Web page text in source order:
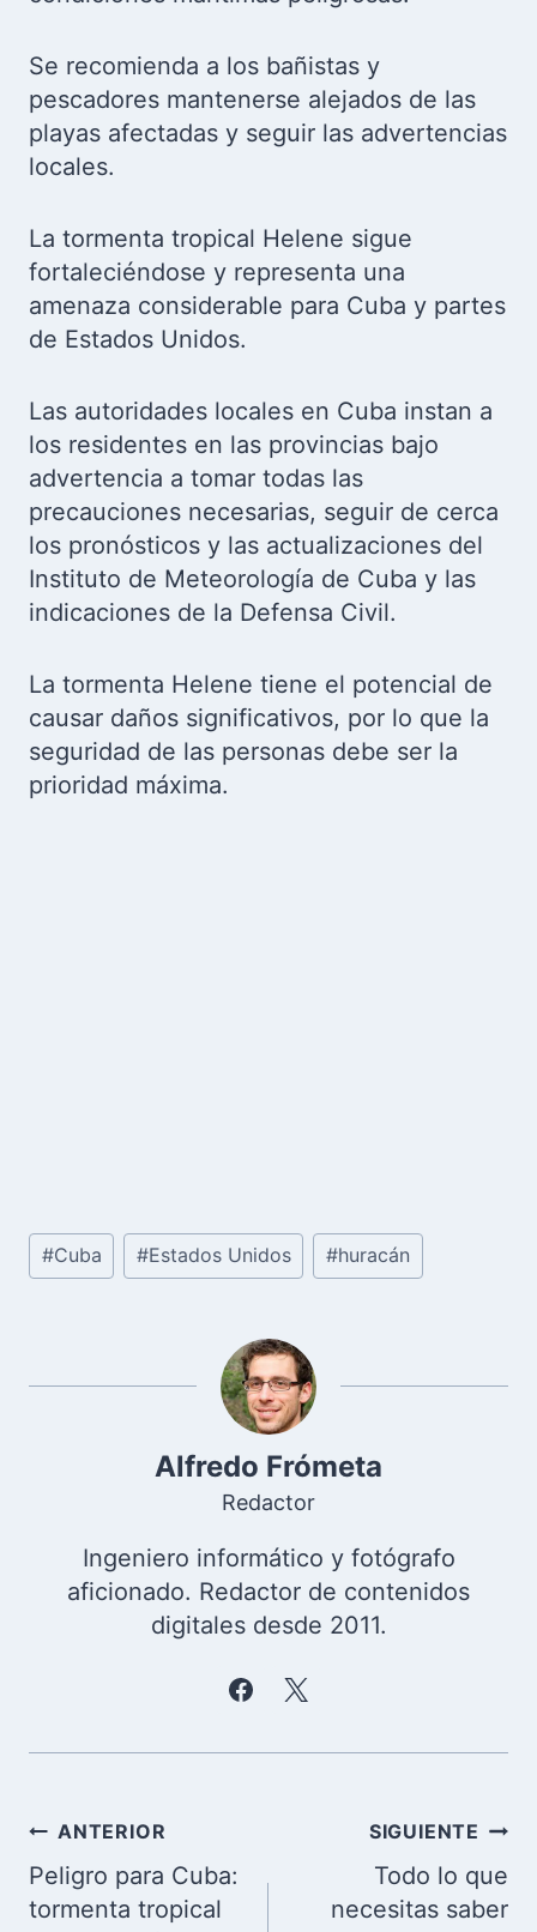
Se recomienda a los bañistas y
pescadores mantenerse alejados de las
playas afectadas y seguir las advertencias
locales.
La tormenta tropical Helene sigue
fortaleciéndose y representa una
amenaza considerable para Cuba y partes
de Estados Unidos.
Las autoridades locales en Cuba instan a
los residentes en las provincias bajo
advertencia a tomar todas las
precauciones necesarias, seguir de cerca
los pronósticos y las actualizaciones del
Instituto de Meteorología de Cuba y las
indicaciones de la Defensa Civil.
La tormenta Helene tiene el potencial de
causar daños significativos, por lo que la
seguridad de las personas debe ser la
prioridad máxima.
Etiquetas
de
#Cuba #Estados Unidos #huracán
Alfredo Frómeta
Redactor
Ingeniero informático y fotógrafo
aficionado. Redactor de contenidos
digitales desde 2011.
Navegación
de
entradas
ANTERIOR
Peligro para Cuba:
tormenta tropical
SIGUIENTE
Todo lo que
necesitas saber